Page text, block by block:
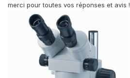
merci pour toutes vos réponses et avis !